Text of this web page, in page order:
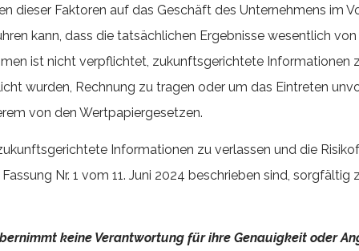
dieser Faktoren auf das Geschäft des Unternehmens im
kann, dass die tatsächlichen Ergebnisse wesentlich
ist nicht verpflichtet, zukunftsgerichtete Informationen
wurden, Rechnung zu tragen oder um das Eintreten
von den Wertpapiergesetzen.
Informationen zu verlassen und die
Nr. 1 vom 11. Juni 2024 beschrieben sind,
keine Verantwortung für ihre Genauigkeit oder